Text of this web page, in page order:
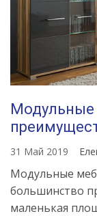
31 Май 2019
Модульные
большинство
маленькая